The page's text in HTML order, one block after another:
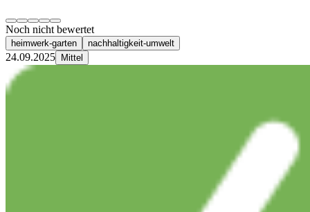
Noch nicht bewertet
heimwerk-garten nachhaltigkeit-umwelt
24.09.2025 Mittel